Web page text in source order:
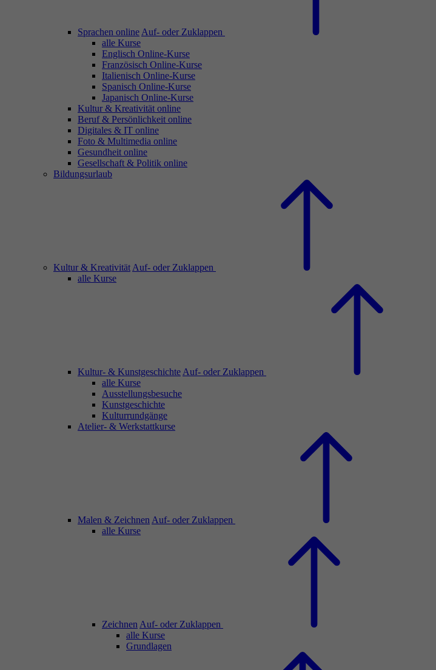
Sprachen online Auf- oder Zuklappen
alle Kurse
Englisch Online-Kurse
Französisch Online-Kurse
Italienisch Online-Kurse
Spanisch Online-Kurse
Japanisch Online-Kurse
Kultur & Kreativität online
Beruf & Persönlichkeit online
Digitales & IT online
Foto & Multimedia online
Gesundheit online
Gesellschaft & Politik online
Bildungsurlaub
Kultur & Kreativität Auf- oder Zuklappen
alle Kurse
Kultur- & Kunstgeschichte Auf- oder Zuklappen
alle Kurse
Ausstellungsbesuche
Kunstgeschichte
Kulturrundgänge
Atelier- & Werkstattkurse
Malen & Zeichnen Auf- oder Zuklappen
alle Kurse
Zeichnen Auf- oder Zuklappen
alle Kurse
Grundlagen